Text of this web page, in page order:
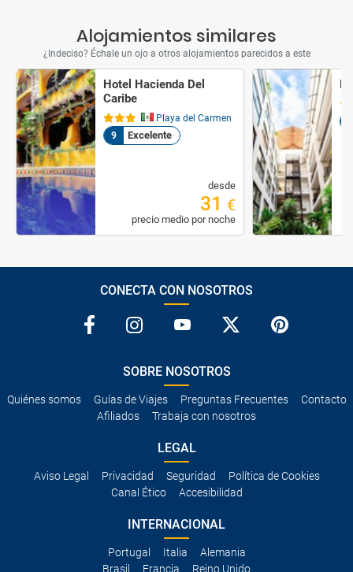
Alojamientos similares
¿Indeciso? Échale un ojo a otros alojamientos parecidos a este
Hotel Hacienda Del
Caribe
Playa del Carmen
9
Excelente
desde
31 €
precio medio por noche
CONECTA CON NOSOTROS
SOBRE NOSOTROS
Quiénes somos Guías de Viajes Preguntas Frecuentes
Contacto
Afiliados
Trabaja con nosotros
LEGAL
Aviso Legal Privacidad Seguridad
Política de Cookies
Canal Ético
Accesibilidad
INTERNACIONAL
Portugal Italia
Alemania
Brasil
Francia Reino Unido